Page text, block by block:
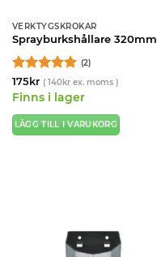
VERKTYGSKROKAR
Sprayburkshållare 320mm
Betygsatt5
av 5
(2)
175kr ( 140krex. moms )
Finns i lager
LÄGG TILL I VARUKORG